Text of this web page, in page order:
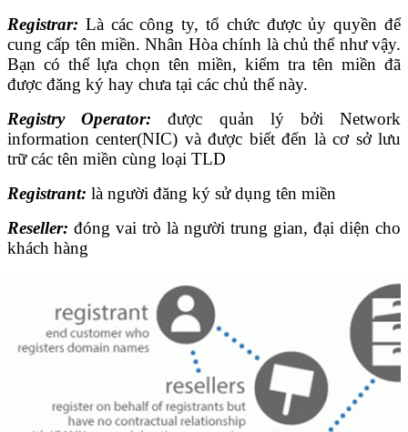
Registrar: Là các công ty, tổ chức được ủy quyền để
cung cấp tên miền. Nhân Hòa chính là chủ thể như vậy.
Bạn có thể lựa chọn tên miền, kiểm tra tên miền đã
được đăng ký hay chưa tại các chủ thể này.
Registry Operator: được quản lý bởi Network
information center(NIC) và được biết đến là cơ sở lưu
trữ các tên miền cùng loại TLD
Registrant: là người đăng ký sử dụng tên miền
Reseller: đóng vai trò là người trung gian, đại diện cho
khách hàng